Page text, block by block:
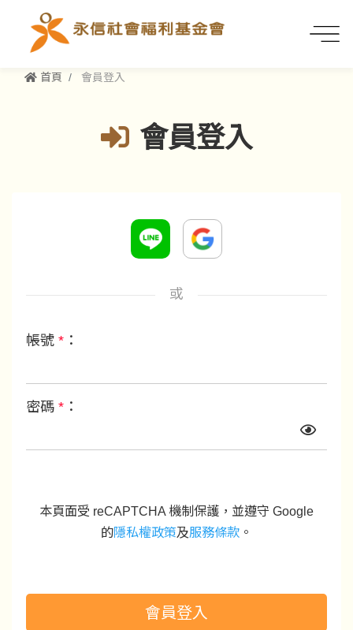
首頁 會員登入
會員登入
或
帳號 * ：
密碼 * ：
本頁面受 reCAPTCHA 機制保護，並遵守 Google
的隱私權政策及服務條款 。
會員登入